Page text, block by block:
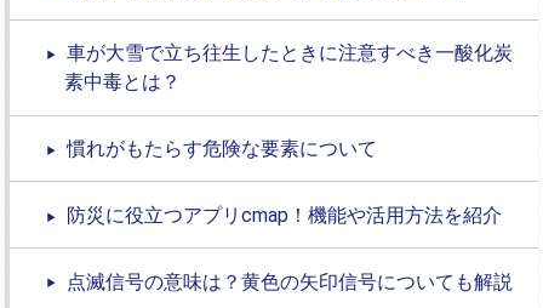
車が大雪で立ち往生したときに注意すべき一酸化炭
素中毒とは？
慣れがもたらす危険な要素について
防災に役立つアプリcmap！機能や活用方法を紹介
点滅信号の意味は？黄色の矢印信号についても解説